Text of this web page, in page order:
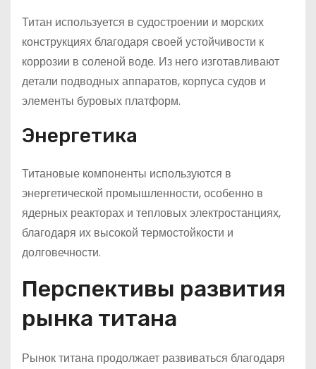
Титан используется в судостроении и морских
конструкциях благодаря своей устойчивости к
коррозии в соленой воде. Из него изготавливают
детали подводных аппаратов, корпуса судов и
элементы буровых платформ.
Энергетика
Титановые компоненты используются в
энергетической промышленности, особенно в
ядерных реакторах и тепловых электростанциях,
благодаря их высокой термостойкости и
долговечности.
Перспективы развития
рынка титана
Рынок титана продолжает развиваться благодаря